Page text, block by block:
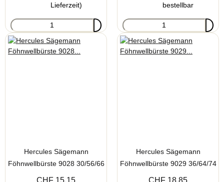
Lieferzeit)
bestellbar
Hercules Sägemann
Föhnwellbürste 9028 30/56/66
mm 20 reihig
CHF 15,15
Hercules Sägemann
Föhnwellbürste 9029 36/64/74
mm 24 reihig
CHF 18,85